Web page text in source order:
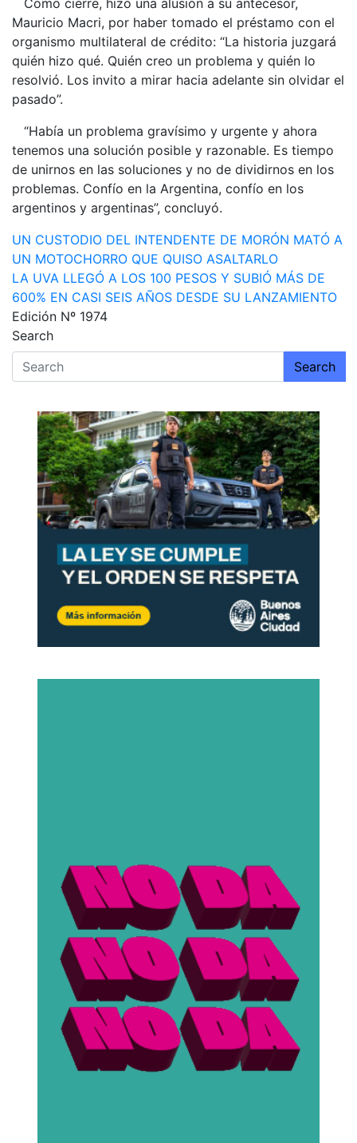
Mauricio Macri, por haber tomado el préstamo con el
organismo multilateral de crédito: “La historia juzgará
quién hizo qué. Quién creo un problema y quién lo
resolvió. Los invito a mirar hacia adelante sin olvidar el
pasado”.
“Había un problema gravísimo y urgente y ahora
tenemos una solución posible y razonable. Es tiempo
de unirnos en las soluciones y no de dividirnos en los
problemas. Confío en la Argentina, confío en los
argentinos y argentinas”, concluyó.
Navegación
de
entradas
UN CUSTODIO DEL INTENDENTE DE MORÓN MATÓ A
UN MOTOCHORRO QUE QUISO ASALTARLO
LA UVA LLEGÓ A LOS 100 PESOS Y SUBIÓ MÁS DE
600% EN CASI SEIS AÑOS DESDE SU LANZAMIENTO
Edición Nº 1974
Search
Search